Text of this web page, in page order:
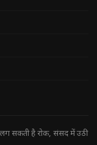
सकती है रोक, संसद में उठी